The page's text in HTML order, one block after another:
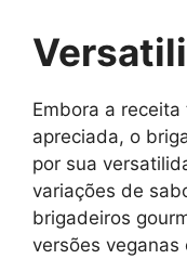
Embora a
apreciada, o
por sua
variações de
brigadeiros
versões veganas